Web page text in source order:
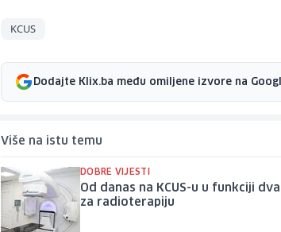
KCUS
Dodajte Klix.ba među omiljene izvore na
Više na istu temu
DOBRE VIJESTI
Od danas na KCUS-u u funkciji
za radioterapiju